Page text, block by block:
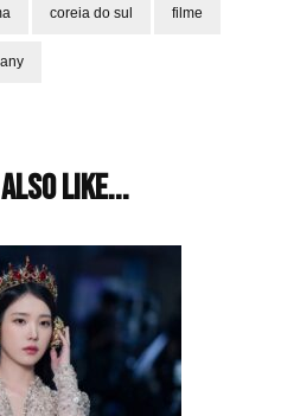
coreia do sul filme
also like...